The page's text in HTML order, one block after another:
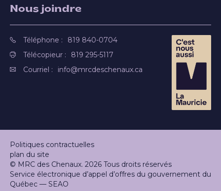
Nous joindre
Téléphone :
819 840-0704
Télécopieur :
819 295-5117
Courriel :
info@mrcdeschenaux.ca
Politiques contractuelles
plan du site
© MRC des Chenaux. 2026 Tous droits réservés
Service électronique d’appel d’offres du gouvernement du
Québec — SEAO